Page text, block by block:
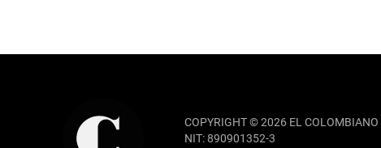
COPYRIGHT © 2026 EL COLOMBIANO
NIT: 890901352-3